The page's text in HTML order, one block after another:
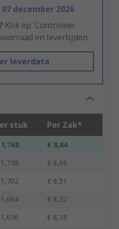
07 december 2026
Klik op 'Controleer
en levertijden.
leverdata
stuk Per Zak*
€ 8,84
€ 8,69
€ 8,51
€ 8,32
€ 8,18